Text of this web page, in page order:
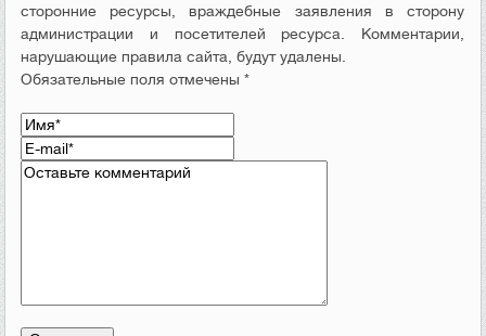
сторонние ресурсы, враждебные заявления в сторону
администрации и посетителей ресурса. Комментарии,
нарушающие правила сайта, будут удалены.
Обязательные поля отмечены *